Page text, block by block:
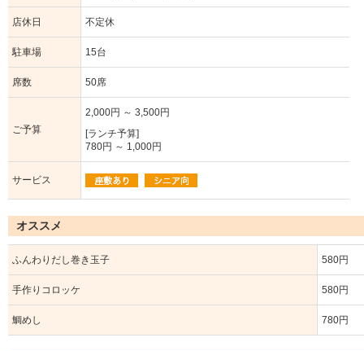
店休日 不定休
駐車場 15台
席数 50席
ご予算
2,000円 ～ 3,500円
[ランチ予算]
780円 ～ 1,000円
サービス
オススメ
ふんわりだし巻き玉子 580円
手作りコロッケ 580円
鯛めし 780円